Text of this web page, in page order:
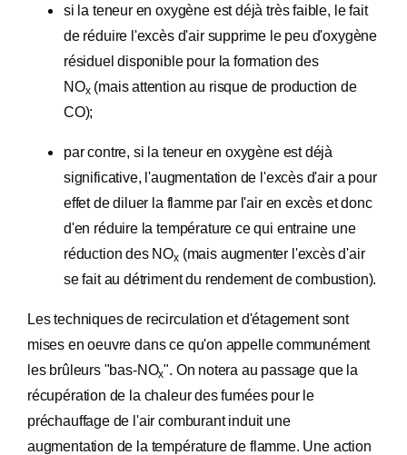
si la teneur en oxygène est déjà très faible, le fait
de réduire l'excès d'air supprime le peu d'oxygène
résiduel disponible pour la formation des
NOx(mais attention au risque de production de
CO);
par contre, si la teneur en oxygène est déjà
significative, l'augmentation de l'excès d'air a pour
effet de diluer la flamme par l'air en excès et donc
d'en réduire la température ce qui entraine une
réduction des NOx(mais augmenter l'excès d'air
se fait au détriment du rendement de combustion).
Les techniques de recirculation et d'étagement sont
mises en oeuvre dans ce qu'on appelle communément
les brûleurs "bas-NOx". On notera au passage que la
récupération de la chaleur des fumées pour le
préchauffage de l'air comburant induit une
augmentation de la température de flamme. Une action